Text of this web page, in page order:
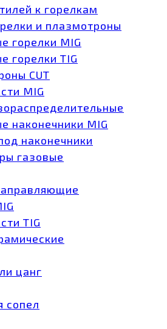
к горелкам
и плазмотроны
горелки MIG
горелки TIG
CUT
MIG
наконечники MIG
наконечники
газовые
TIG
цанг
сопел